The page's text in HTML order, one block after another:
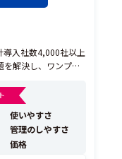
導入社数4,000社以上
を解決し、ワンプラ
現場が使いやすい
使いやすさ
管理のしやすさ
価格